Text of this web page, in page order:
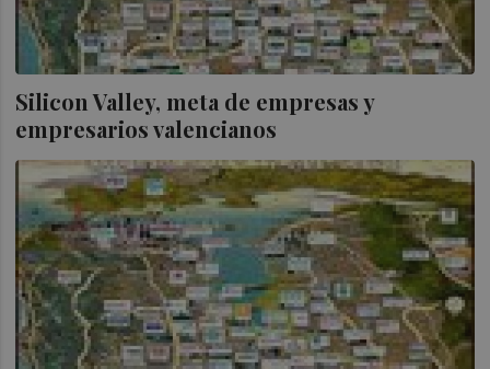
Silicon Valley, meta de empresas y
empresarios valencianos